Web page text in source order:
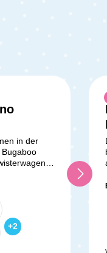
in der
neues
seines
weiter, um
deinen
sein
der
+2